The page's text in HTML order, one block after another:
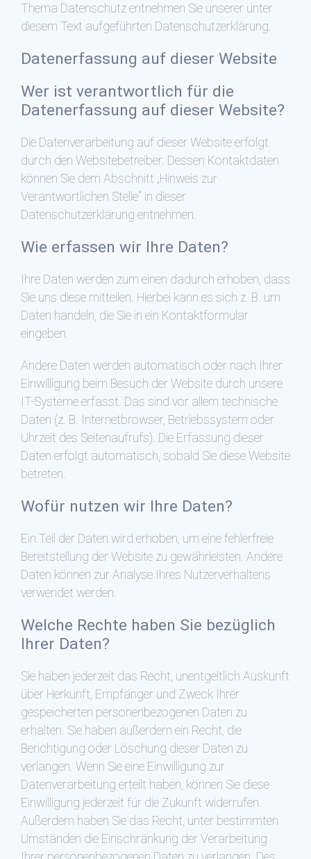
Thema Datenschutz entnehmen Sie unserer unter
diesem Text aufgeführten Datenschutzerklärung.
Datenerfassung auf dieser Website
Wer ist verantwortlich für die
Datenerfassung auf dieser Website?
Die Datenverarbeitung auf dieser Website erfolgt
durch den Websitebetreiber. Dessen Kontaktdaten
können Sie dem Abschnitt „Hinweis zur
Verantwortlichen Stelle“ in dieser
Datenschutzerklärung entnehmen.
Wie erfassen wir Ihre Daten?
Ihre Daten werden zum einen dadurch erhoben, dass
Sie uns diese mitteilen. Hierbei kann es sich z. B. um
Daten handeln, die Sie in ein Kontaktformular
eingeben.
Andere Daten werden automatisch oder nach Ihrer
Einwilligung beim Besuch der Website durch unsere
IT-Systeme erfasst. Das sind vor allem technische
Daten (z. B. Internetbrowser, Betriebssystem oder
Uhrzeit des Seitenaufrufs). Die Erfassung dieser
Daten erfolgt automatisch, sobald Sie diese Website
betreten.
Wofür nutzen wir Ihre Daten?
Ein Teil der Daten wird erhoben, um eine fehlerfreie
Bereitstellung der Website zu gewährleisten. Andere
Daten können zur Analyse Ihres Nutzerverhaltens
verwendet werden.
Welche Rechte haben Sie bezüglich
Ihrer Daten?
Sie haben jederzeit das Recht, unentgeltlich Auskunft
über Herkunft, Empfänger und Zweck Ihrer
gespeicherten personenbezogenen Daten zu
erhalten. Sie haben außerdem ein Recht, die
Berichtigung oder Löschung dieser Daten zu
verlangen. Wenn Sie eine Einwilligung zur
Datenverarbeitung erteilt haben, können Sie diese
Einwilligung jederzeit für die Zukunft widerrufen.
Außerdem haben Sie das Recht, unter bestimmten
Umständen die Einschränkung der Verarbeitung